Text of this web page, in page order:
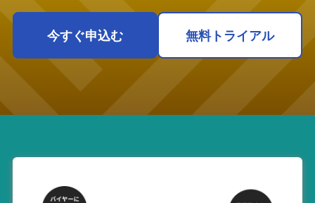
今すぐ申込む 無料トライアル